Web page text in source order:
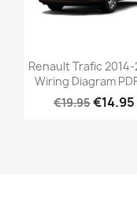
Renault Trafic 2014-
Wiring Diagram
€19.95€14.95